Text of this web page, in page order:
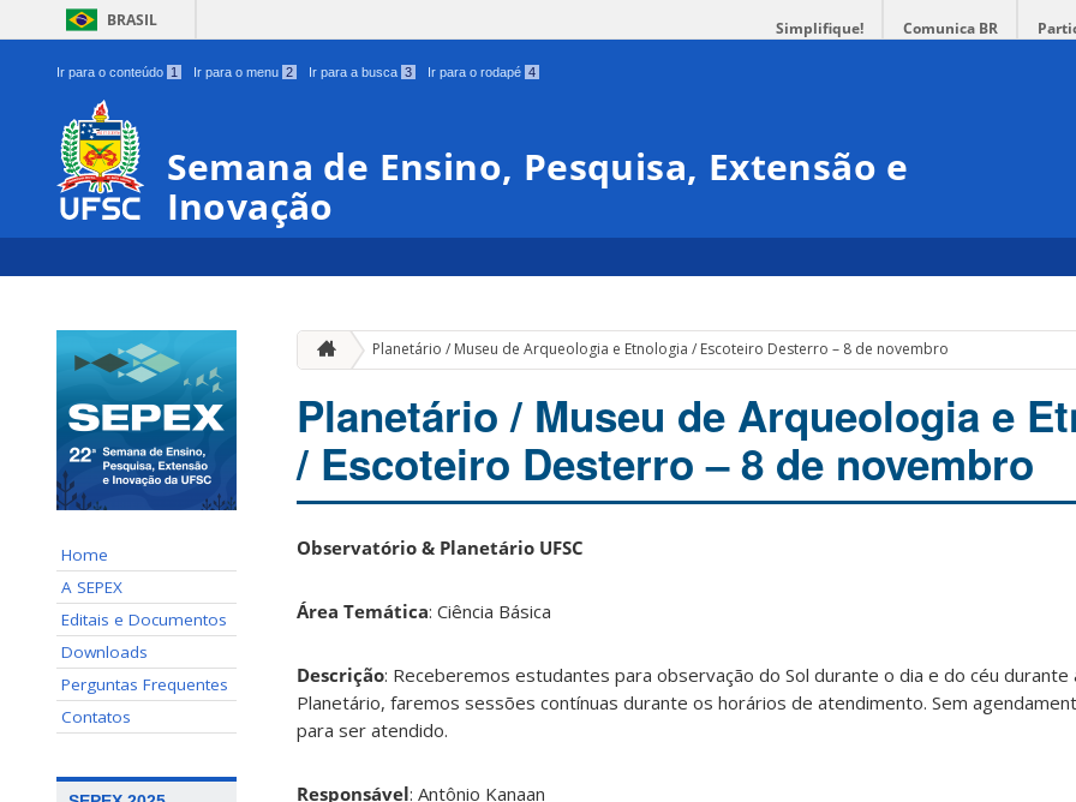
BRASIL Simplifique! Comunica BR
Ir para o conteúdo 1 Ir para o menu 2 Ir para a busca 3 Ir para o rodapé 4
Semana de Ensino, Pesquisa, Extensão e
Inovação
Home
A SEPEX
Editais e Documentos
Downloads
Perguntas Frequentes
Contatos
Planetário / Museu de Arqueologia e Etnologia / Escoteiro Desterro – 8 de novembro
Planetário / Museu de Arqueologia e
/ Escoteiro Desterro – 8 de novembro
Observatório & Planetário UFSC
Área Temática: Ciência Básica
Descrição: Receberemos estudantes para observação do Sol durante o dia e do céu durante
Planetário, faremos sessões contínuas durante os horários de atendimento. Sem
para ser atendido.
Responsável: Antônio Kanaan